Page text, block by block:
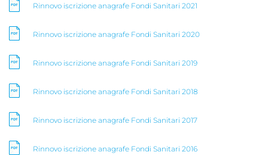
Rinnovo iscrizione anagrafe Fondi Sanitari 2021
Rinnovo iscrizione anagrafe Fondi Sanitari 2020
Rinnovo iscrizione anagrafe Fondi Sanitari 2019
Rinnovo iscrizione anagrafe Fondi Sanitari 2018
Rinnovo iscrizione anagrafe Fondi Sanitari 2017
Rinnovo iscrizione anagrafe Fondi Sanitari 2016